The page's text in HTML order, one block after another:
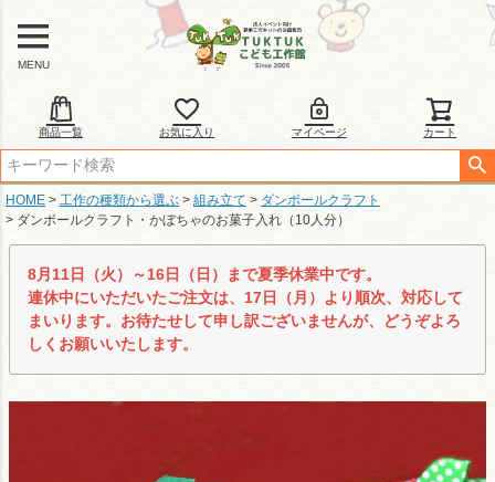
MENU
商品一覧 お気に入り マイページ カート
HOME 工作の種類から選ぶ 組み立て
ダンボールクラフト
ダンボールクラフト・かぼちゃのお菓子入れ（10人分）
8月11日（火）～16日（日）まで夏季休業中です。
連休中にいただいたご注文は、17日（月）より順次、対応して
まいります。お待たせして申し訳ございませんが、どうぞよろ
しくお願いいたします。